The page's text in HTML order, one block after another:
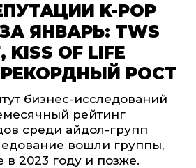
K-POP
ЯНВАРЬ: TWS
OF LIFE
РОСТ
бизнес-исследований
рейтинг
среди айдол-групп
вошли группы,
2023 году и позже.